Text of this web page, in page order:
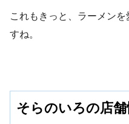
これもきっと、ラーメン
すね。
そらのいろの店舗